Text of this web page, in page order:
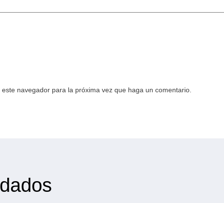
navegador para la próxima vez que haga un comentario.